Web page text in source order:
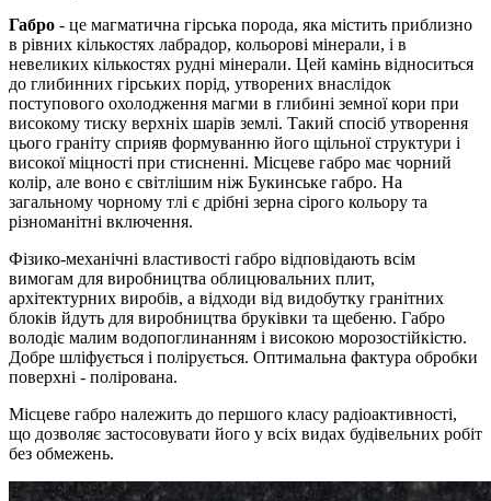
Габро - це магматична гірська порода, яка містить приблизно
в рівних кількостях лабрадор, кольорові мінерали, і в
невеликих кількостях рудні мінерали. Цей камінь відноситься
до глибинних гірських порід, утворених внаслідок
поступового охолодження магми в глибині земної кори при
високому тиску верхніх шарів землі. Такий спосіб утворення
цього граніту сприяв формуванню його щільної структури і
високої міцності при стисненні. Місцеве габро має чорний
колір, але воно є світлішим ніж Букинське габро. На
загальному чорному тлі є дрібні зерна сірого кольору та
різноманітні включення.
Фізико-механічні властивості габро відповідають всім
вимогам для виробництва облицювальних плит,
архітектурних виробів, а відходи від видобутку гранітних
блоків йдуть для виробництва бруківки та щебеню. Габро
володіє малим водопоглинанням і високою морозостійкістю.
Добре шліфується і полірується. Оптимальна фактура обробки
поверхні - полірована.
Місцеве габро належить до першого класу радіоактивності,
що дозволяє застосовувати його у всіх видах будівельних робіт
без обмежень.